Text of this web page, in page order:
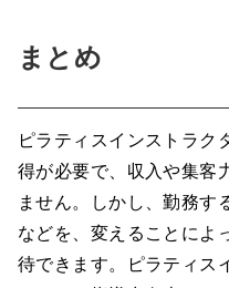
まとめ
ピラティスインストラク
得が必要で、収入や集客
ません。しかし、勤務す
などを、変えることによ
待できます。ピラティス